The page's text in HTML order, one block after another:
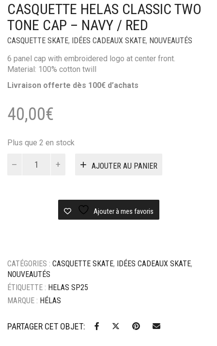
CASQUETTE HELAS CLASSIC TWO
TONE CAP – NAVY / RED
CASQUETTE SKATE, IDÉES CADEAUX SKATE, NOUVEAUTÉS
6 panel cap with embroidered logo at center front.
Material: 100% cotton twill
Livraison offerte dès 100€ d’achats
40,00€
Plus que 2 en stock
/
Red
AJOUTER AU PANIER
Ajouter à mes favoris
CATÉGORIES : CASQUETTE SKATE, IDÉES CADEAUX SKATE,
NOUVEAUTÉS
ÉTIQUETTE : HELAS SP25
MARQUE : HÉLAS
PARTAGER CET OBJET: